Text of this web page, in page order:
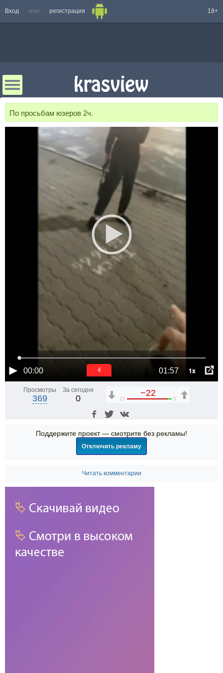
Вход или регистрация 18+
По просьбам юзеров 2ч.
00:00 01:57 1x
3
Просмотры
369
За сегодня
0
−22
27 5
Поддержите проект — смотрите без рекламы!
Отключить рекламу
Читать комментарии